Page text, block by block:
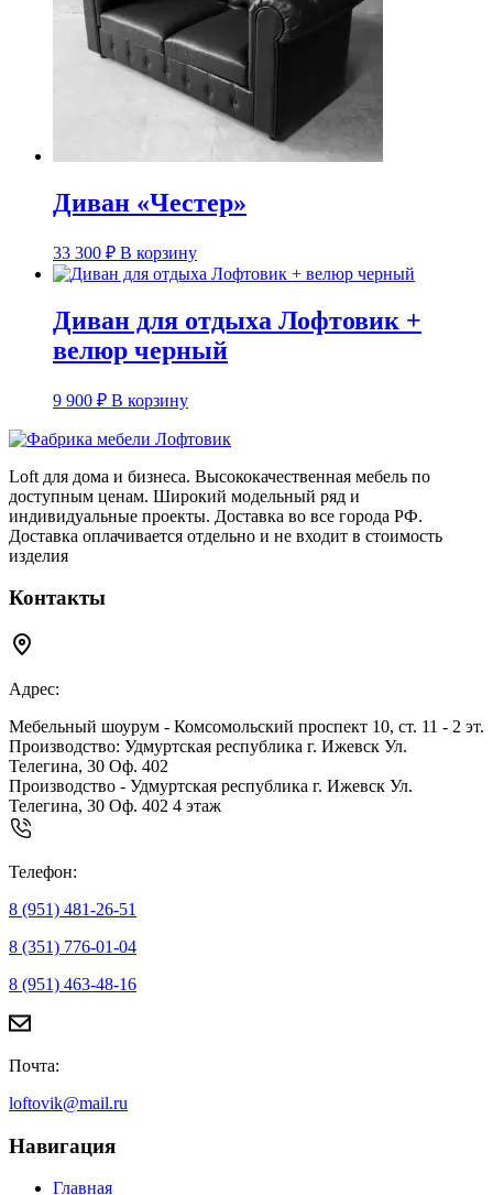
Диван «Честер»
33 300 ₽ В корзину
Диван для отдыха Лофтовик +
велюр черный
9 900 ₽ В корзину
Loft для дома и бизнеса. Высококачественная мебель по
доступным ценам. Широкий модельный ряд и
индивидуальные проекты. Доставка во все города РФ.
Доставка оплачивается отдельно и не входит в стоимость
изделия
Контакты
Адрес:
Мебельный шоурум - Комсомольский проспект 10, ст. 11 - 2 эт.
Производство: Удмуртская республика г. Ижевск Ул.
Телегина, 30 Оф. 402
Производство - Удмуртская республика г. Ижевск Ул.
Телегина, 30 Оф. 402 4 этаж
Телефон:
8 (951) 481-26-51
8 (351) 776-01-04
8 (951) 463-48-16
Почта:
loftovik@mail.ru
Навигация
Главная